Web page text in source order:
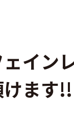
イン
ます!!